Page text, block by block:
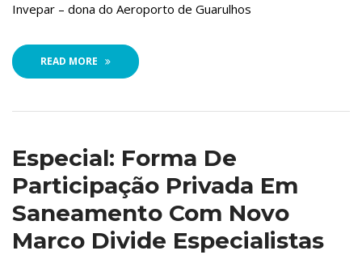
Invepar – dona do Aeroporto de Guarulho
READ MORE
Especial: Forma De
Participação Privada Em
Saneamento Com Novo
Marco Divide Especialista